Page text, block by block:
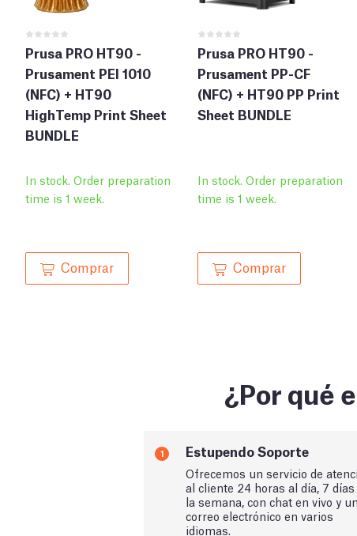
Prusa PRO HT90 -
Prusament PEI 1010
(NFC) + HT90
HighTemp Print Sheet
BUNDLE
In stock. Order preparation
time is 1 week.
Comprar
Prusa PRO HT90 -
Prusament PP-CF
(NFC) + HT90 PP Print
Sheet BUNDLE
In stock. Order preparation
time is 1 week.
Comprar
¿Por qué
1 Estupendo Soporte
Ofrecemos un servicio de
al cliente 24 horas al día, 7 días
la semana, con chat en vivo y un
correo electrónico en varios
idiomas.